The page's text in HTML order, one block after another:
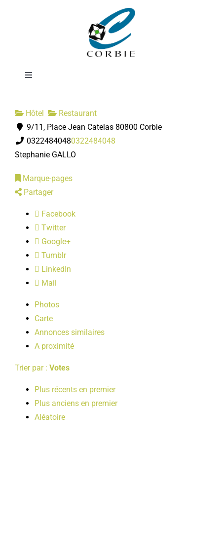
Toggle
DÉMARCHES ADMINISTRATIVES
PRATIQUE
LOISIRS
PUBLICATIONS
Hôtel restaurant
L'Abbatiale
Hôtel
Restaurant
9/11, Place Jean Catelas 80800 Corbie
03224840480322484048
Stephanie GALLO
Marque-pages
Partager
Facebook
Twitter
Google+
Tumblr
LinkedIn
Mail
Photos
Carte
Annonces similaires
A proximité
Trier par : Votes
Plus récents en premier
Plus anciens en premier
Aléatoire